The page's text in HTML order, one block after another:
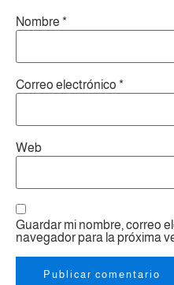
Nombre *
Correo electrónico *
Web
Guardar mi nombre, correo
navegador para la próxima